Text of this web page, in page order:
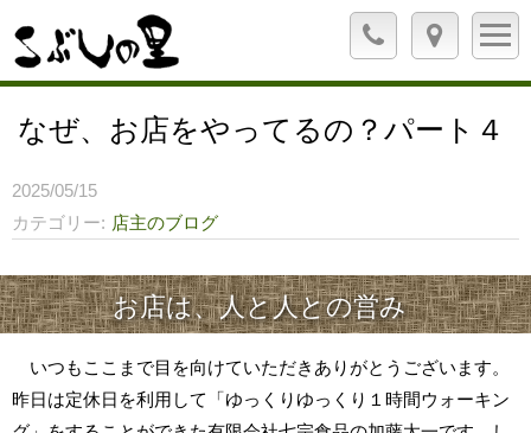
なぜ、お店をやってるの？パート４
2025/05/15
カテゴリー
店主のブログ
お店は、人と人との営み
いつもここまで目を向けていただきありがとうございます。
昨日は定休日を利用して「ゆっくりゆっくり１時間ウォーキン